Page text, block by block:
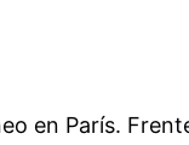
en París.